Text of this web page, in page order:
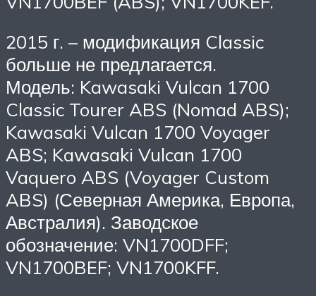
2015 г. – модификация Classic
больше не предлагается.
Модель: Kawasaki Vulcan 1700
Classic Tourer ABS (Nomad ABS);
Kawasaki Vulcan 1700 Voyager
ABS; Kawasaki Vulcan 1700
Vaquero ABS (Voyager Custom
ABS) (Северная Америка, Европа,
Австралия). Заводское
обозначение: VN1700DFF;
VN1700BEF; VN1700KFF.